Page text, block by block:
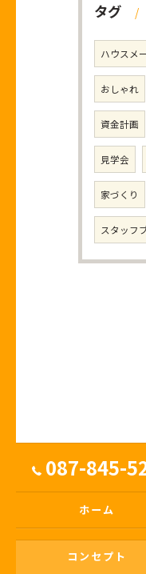
タグ
ハウスメ
おしゃれ
資金計画
見学会
家づくり
スタッフ
087-845-
ホーム
コンセプト